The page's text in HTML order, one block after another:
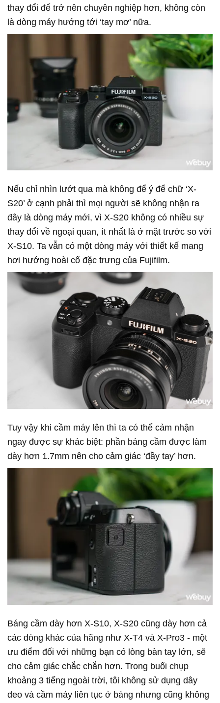
thay đổi để trở nên chuyên nghiệp hơn, không còn
là dòng máy hướng tới ‘tay mơ’ nữa.
Nếu chỉ nhìn lướt qua mà không để ý để chữ ‘X-
S20’ ở cạnh phải thì mọi người sẽ không nhận ra
đây là dòng máy mới, vì X-S20 không có nhiều sự
thay đổi về ngoại quan, ít nhất là ở mặt trước so với
X-S10. Ta vẫn có một dòng máy với thiết kế mang
hơi hướng hoài cổ đặc trưng của Fujifilm.
Tuy vậy khi cầm máy lên thì ta có thể cảm nhận
ngay được sự khác biệt: phần báng cầm được làm
dày hơn 1.7mm nên cho cảm giác ‘đầy tay’ hơn.
Báng cầm dày hơn X-S10, X-S20 cũng dày hơn cả
các dòng khác của hãng như X-T4 và X-Pro3 - một
ưu điểm đối với những bạn có lòng bàn tay lớn, sẽ
cho cảm giác chắc chắn hơn. Trong buổi chụp
khoảng 3 tiếng ngoài trời, tôi không sử dụng dây
đeo và cầm máy liên tục ở báng nhưng cũng không